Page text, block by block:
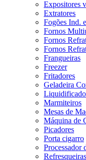
Expositores
Extratores
Fogões Ind.
Fornos
Fornos
Fornos
Frangueiras
Freezer
Fritadores
Geladeira
Marmiteiros
Mesas de
Máquina de
Picadores
Porta cigarro
Processador
Refresqueiras